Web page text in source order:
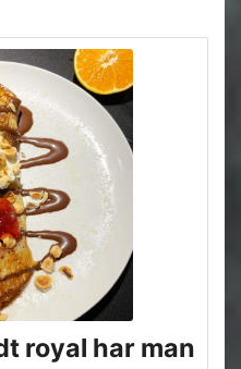
royal har man